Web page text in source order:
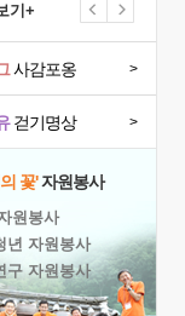
기+
걷기명상 >
사감포옹 >
꽃'자원봉사
원봉사
년 자원봉사
구 자원봉사